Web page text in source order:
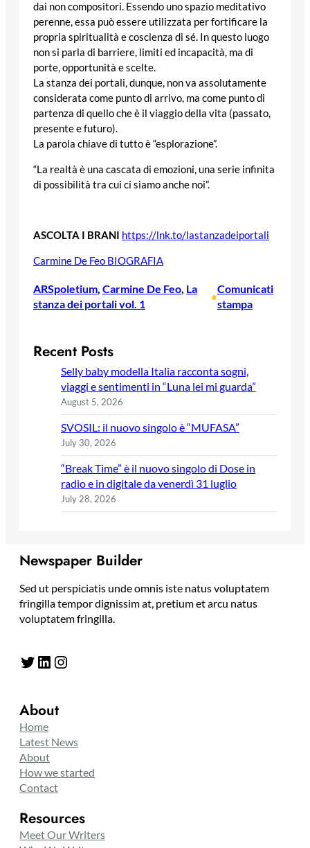
dai non compositori. Essendo uno spazio meditativo
perenne, essa può essere utilizzata per fortificare la
propria spiritualità e coscienza di sé. In questo luogo
non si parla di barriere, limiti ed incapacità, ma di
porte, opportunità e scelte.
La stanza dei portali, dunque, non va assolutamente
considerata come punto di arrivo, ma come punto di
partenza di quello che è il viaggio della vita (passato,
presente e futuro).
La parola chiave di tutto è “esplorazione”.
“La realtà è una cascata di emozioni, una serie infinita
di possibilità tra cui ci siamo anche noi”.
ASCOLTA I BRANI https://lnk.to/lastanzadeiportali
Carmine De Feo BIOGRAFIA
ARSpoletium, Carmine De Feo, La
stanza dei portali vol. 1
•
Comunicati
stampa
Recent Posts
Selly baby modella Italia racconta sogni,
viaggi e sentimenti in “Luna lei mi guarda”
August 5, 2026
SVOSIL: il nuovo singolo è “MUFASA”
July 30, 2026
“Break Time” è il nuovo singolo di Dose in
radio e in digitale da venerdì 31 luglio
July 28, 2026
Newspaper Builder
Sed ut perspiciatis unde omnis iste natus voluptatem
fringilla tempor dignissim at, pretium et arcu natus
voluptatem fringilla.
Twitter LinkedIn Instagram
About
Home
Latest News
About
How we started
Contact
Resources
Meet Our Writers